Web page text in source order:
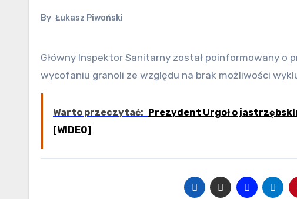
By Łukasz Piwoński
Główny Inspektor Sanitarny został poinformowany o prowadzonym przez firmę DM-DROGERIE MARKT Sp. z o.o.,
wycofaniu granoli ze względu na brak możliwości
Warto przeczytać: Prezydent Urgoł o
[WIDEO]